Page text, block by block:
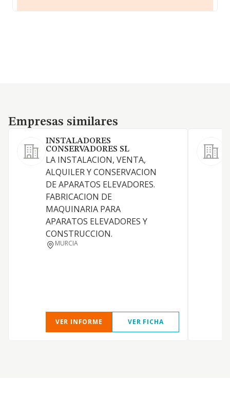
Empresas similares
Empresas similares
INSTALADORES
CONSERVADORES SL
LA INSTALACION, VENTA,
ALQUILER Y CONSERVACION
DE APARATOS ELEVADORES.
FABRICACION DE
MAQUINARIA PARA
APARATOS ELEVADORES Y
CONSTRUCCION.
MURCIA
VER INFORME VER FICHA